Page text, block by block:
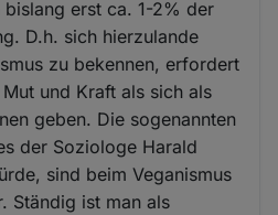
erst ca. 1-2% der
D.h. sich hierzulande
zu bekennen, erfordert
und Kraft als sich als
geben. Die sogenannten
der Soziologe Harald
sind beim Veganismus
Ständig ist man als